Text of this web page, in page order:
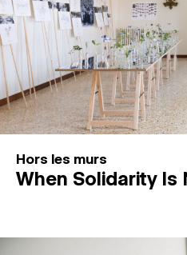
Hors les murs
When Solidarity